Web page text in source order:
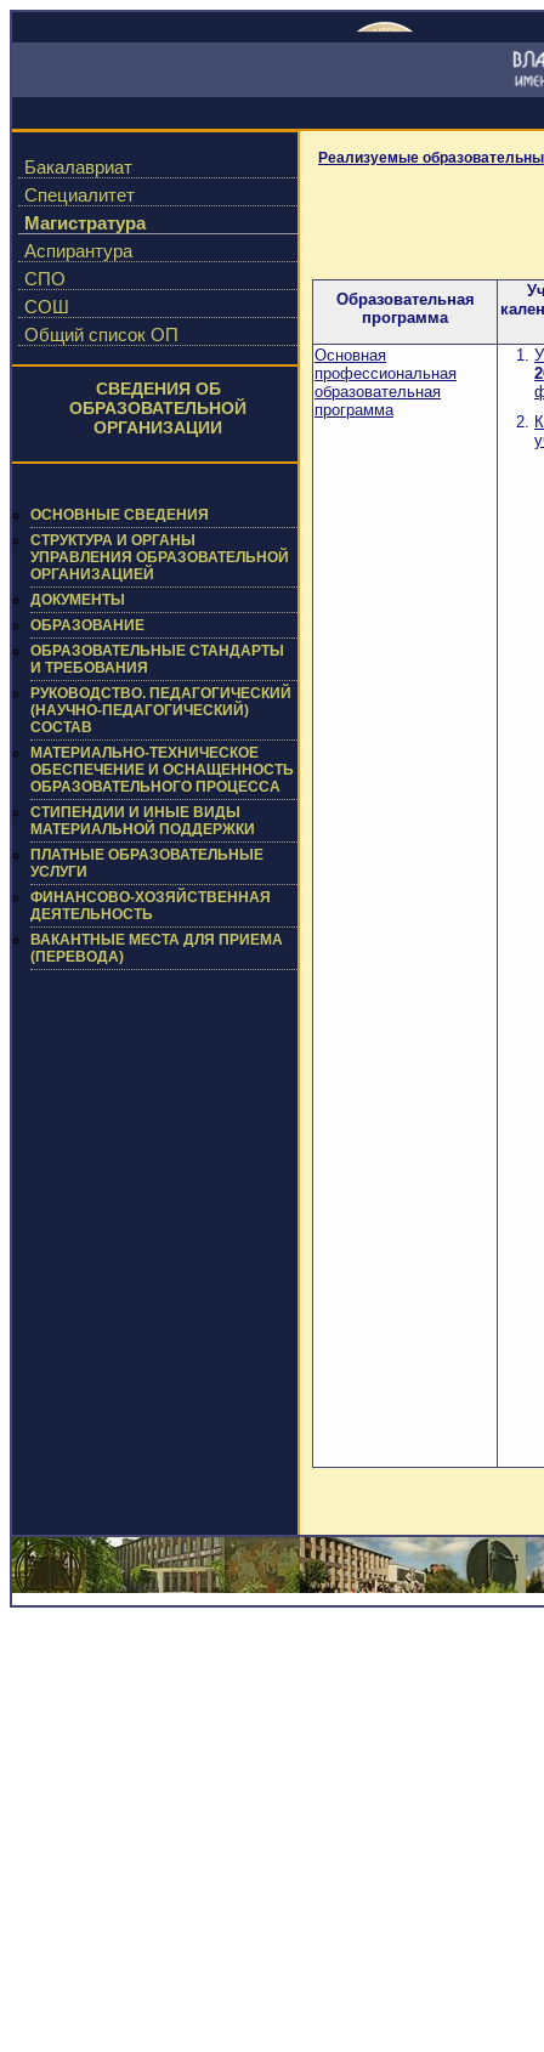
Бакалавриат
Специалитет
Магистратура
Аспирантура
СПО
СОШ
Общий список ОП
СВЕДЕНИЯ ОБ
ОБРАЗОВАТЕЛЬНОЙ
ОРГАНИЗАЦИИ
ОСНОВНЫЕ СВЕДЕНИЯ
СТРУКТУРА И ОРГАНЫ
УПРАВЛЕНИЯ ОБРАЗОВАТЕЛЬНОЙ
ОРГАНИЗАЦИЕЙ
ДОКУМЕНТЫ
ОБРАЗОВАНИЕ
ОБРАЗОВАТЕЛЬНЫЕ СТАНДАРТЫ
И ТРЕБОВАНИЯ
РУКОВОДСТВО. ПЕДАГОГИЧЕСКИЙ
(НАУЧНО-ПЕДАГОГИЧЕСКИЙ)
СОСТАВ
МАТЕРИАЛЬНО-ТЕХНИЧЕСКОЕ
ОБЕСПЕЧЕНИЕ И ОСНАЩЕННОСТЬ
ОБРАЗОВАТЕЛЬНОГО ПРОЦЕССА
СТИПЕНДИИ И ИНЫЕ ВИДЫ
МАТЕРИАЛЬНОЙ ПОДДЕРЖКИ
ПЛАТНЫЕ ОБРАЗОВАТЕЛЬНЫЕ
УСЛУГИ
ФИНАНСОВО-ХОЗЯЙСТВЕННАЯ
ДЕЯТЕЛЬНОСТЬ
ВАКАНТНЫЕ МЕСТА ДЛЯ ПРИЕМА
(ПЕРЕВОДА)
Реализуемые
Образовательная
программа
Основная
профессиональная
образовательная
программа